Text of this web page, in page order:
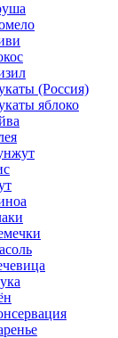
(Россия)
яблоко